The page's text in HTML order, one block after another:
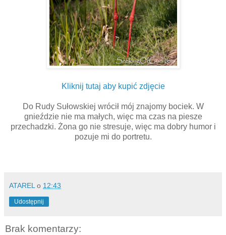
Kliknij tutaj aby kupić zdjęcie
Do Rudy Sułowskiej wrócił mój znajomy bociek. W
gnieździe nie ma małych, więc ma czas na piesze
przechadzki. Żona go nie stresuje, więc ma dobry humor i
pozuje mi do portretu.
ATAREL o 12:43
Udostępnij
Brak komentarzy: